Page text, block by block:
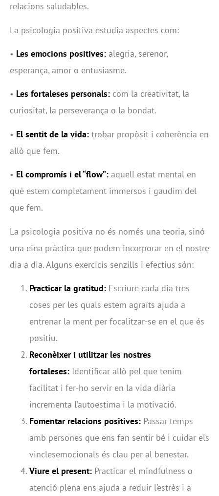
relacions saludables.
La psicologia positiva estudia aspectes com:
• Les emocions positives: alegria, serenor,
esperança, amor o entusiasme.
• Les fortaleses personals: com la creativitat, la
curiositat, la perseverança o la bondat.
• El sentit de la vida: trobar propòsit i coherència en
allò que fem.
• El compromís i el “flow”: aquell estat mental en
què estem completament immersos i gaudim del
que fem.
La psicologia positiva no és només una teoria, sinó
una eina pràctica que podem incorporar en el nostre
dia a dia. Alguns exercicis senzills i efectius són:
Practicar la gratitud: Escriure cada dia tres
coses per les quals estem agraïts ajuda a
entrenar la ment per focalitzar-se en el que és
positiu.
Reconèixer i utilitzar les nostres
fortaleses: Identificar allò pel que tenim
facilitat i fer-ho servir en la vida diària
incrementa l’autoestima i la motivació.
Fomentar relacions positives: Passar temps
amb persones que ens fan sentir bé i cuidar els
vinclesemocionals és clau per al benestar.
Viure el present: Practicar el mindfulness o
atenció plena ens ajuda a reduir l’estrès i a